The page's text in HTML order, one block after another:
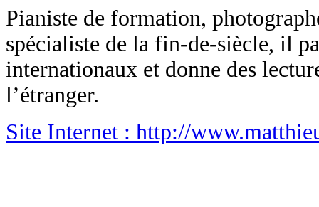
Pianiste de formation,
spécialiste de la fin-de-siècle, il
internationaux et donne des
l’étranger.
Site Internet : http://